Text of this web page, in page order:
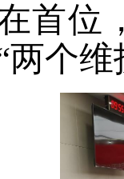
首位
两个维